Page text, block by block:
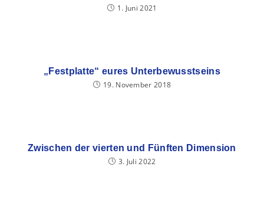
1. Juni 2021
„Festplatte“ eures Unterbewusstseins
19. November 2018
Zwischen der vierten und Fünften Dimension
3. Juli 2022